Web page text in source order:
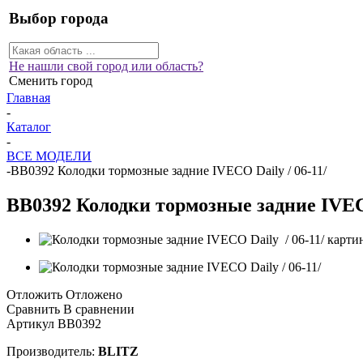
Выбор города
Не нашли свой город или область?
Сменить город
Главная
-
Каталог
-
ВСЕ МОДЕЛИ
-BB0392 Колодки тормозные задние IVECO Daily / 06-11/
BB0392 Колодки тормозные задние
Отложить Отложено
Сравнить В сравнении
Артикул BB0392
Производитель: BLITZ